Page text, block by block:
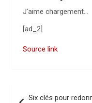
J’aime chargement…
[ad_2]
Source link
Six clés pour